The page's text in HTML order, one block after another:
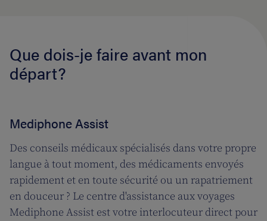
Que dois-je faire avant mon
départ?
Mediphone Assist
Des conseils médicaux spécialisés dans votre propre
langue à tout moment, des médicaments envoyés
rapidement et en toute sécurité ou un rapatriement
en douceur ? Le centre d'assistance aux voyages
Mediphone Assist est votre interlocuteur direct pour